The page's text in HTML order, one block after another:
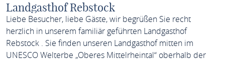
Landgasthof Rebstock
Liebe Besucher, liebe Gäste, wir begrüßen Sie recht
herzlich in unserem familiär geführten Landgasthof
Rebstock . Sie finden unseren Landgasthof mitten im
UNESCO Welterbe „Oberes Mittelrheintal“ oberhalb der